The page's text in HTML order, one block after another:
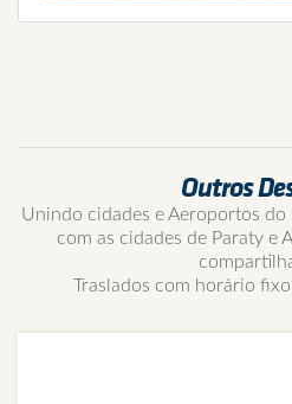
Outros
Unindo cidades e Aeroportos do
com as cidades de Paraty e
Traslados com horário